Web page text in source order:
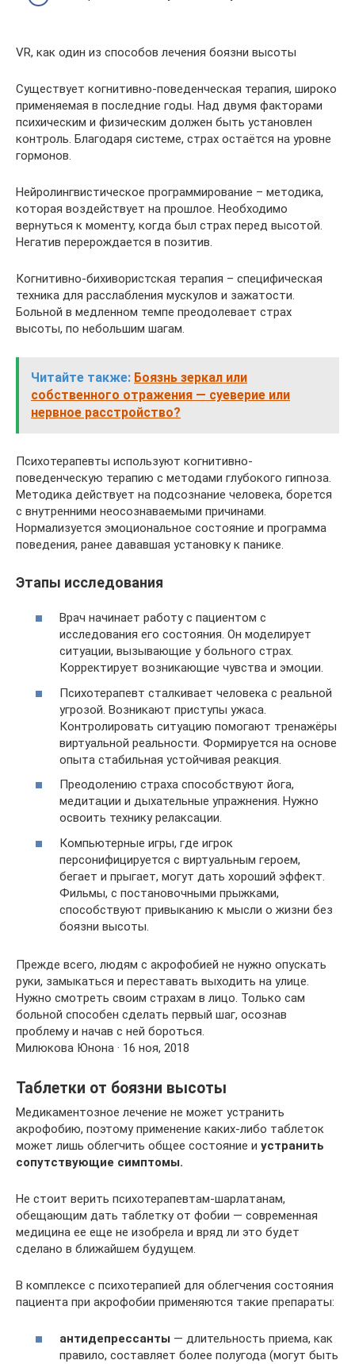
VR, как один из способов лечения боязни высоты
Существует когнитивно-поведенческая терапия, широко
применяемая в последние годы. Над двумя факторами
психическим и физическим должен быть установлен
контроль. Благодаря системе, страх остаётся на уровне
гормонов.
Нейролингвистическое программирование – методика,
которая воздействует на прошлое. Необходимо
вернуться к моменту, когда был страх перед высотой.
Негатив перерождается в позитив.
Когнитивно-бихивористская терапия – специфическая
техника для расслабления мускулов и зажатости.
Больной в медленном темпе преодолевает страх
высоты, по небольшим шагам.
Читайте также: Боязнь зеркал или
собственного отражения — суеверие или
нервное расстройство?
Психотерапевты используют когнитивно-
поведенческую терапию с методами глубокого гипноза.
Методика действует на подсознание человека, борется
с внутренними неосознаваемыми причинами.
Нормализуется эмоциональное состояние и программа
поведения, ранее дававшая установку к панике.
Этапы исследования
Врач начинает работу с пациентом с
исследования его состояния. Он моделирует
ситуации, вызывающие у больного страх.
Корректирует возникающие чувства и эмоции.
Психотерапевт сталкивает человека с реальной
угрозой. Возникают приступы ужаса.
Контролировать ситуацию помогают тренажёры
виртуальной реальности. Формируется на основе
опыта стабильная устойчивая реакция.
Преодолению страха способствуют йога,
медитации и дыхательные упражнения. Нужно
освоить технику релаксации.
Компьютерные игры, где игрок
персонифицируется с виртуальным героем,
бегает и прыгает, могут дать хороший эффект.
Фильмы, с постановочными прыжками,
способствуют привыканию к мысли о жизни без
боязни высоты.
Прежде всего, людям с акрофобией не нужно опускать
руки, замыкаться и переставать выходить на улице.
Нужно смотреть своим страхам в лицо. Только сам
больной способен сделать первый шаг, осознав
проблему и начав с ней бороться.
Милюкова Юнона · 16 ноя, 2018
Таблетки от боязни высоты
Медикаментозное лечение не может устранить
акрофобию, поэтому применение каких-либо таблеток
может лишь облегчить общее состояние и устранить
сопутствующие симптомы.
Не стоит верить психотерапевтам-шарлатанам,
обещающим дать таблетку от фобии — современная
медицина ее еще не изобрела и вряд ли это будет
сделано в ближайшем будущем.
В комплексе с психотерапией для облегчения состояния
пациента при акрофобии применяются такие препараты:
антидепрессанты — длительность приема, как
правило, составляет более полугода (могут быть